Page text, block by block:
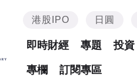
港股IPO 日圓
即時財經 專題 投資
專欄 訂閱專區